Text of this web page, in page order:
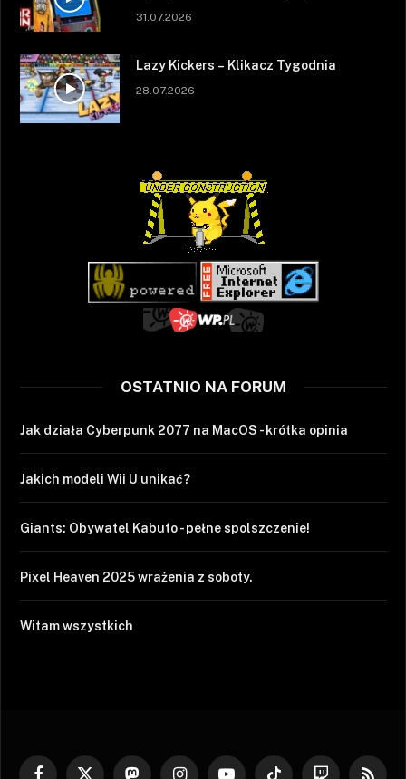
31.07.2026
Lazy Kickers – Klikacz Tygodnia
28.07.2026
OSTATNIO NA FORUM
Jak działa Cyberpunk 2077 na MacOS - krótka opinia
Jakich modeli Wii U unikać?
Giants: Obywatel Kabuto - pełne spolszczenie!
Pixel Heaven 2025 wrażenia z soboty.
Witam wszystkich